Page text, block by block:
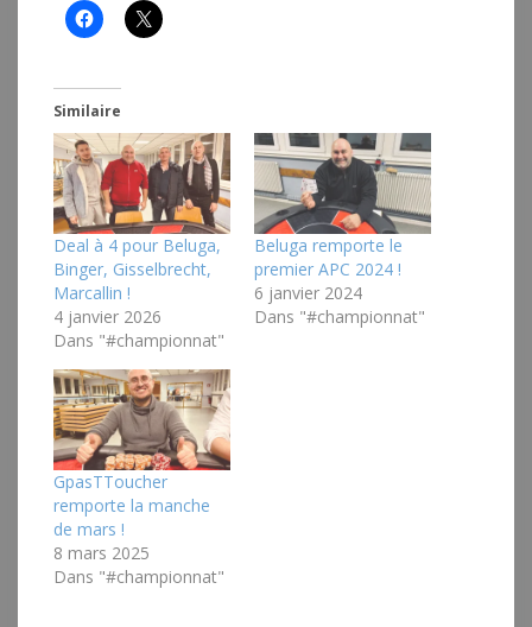
Similaire
Deal à 4 pour Beluga,
Binger, Gisselbrecht,
Marcallin !
4 janvier 2026
Dans "#championnat"
Beluga remporte le
premier APC 2024 !
6 janvier 2024
Dans "#championnat"
GpasTToucher
remporte la manche
de mars !
8 mars 2025
Dans "#championnat"